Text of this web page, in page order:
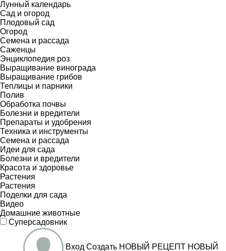
Лунный календарь
Сад и огород
Плодовый сад
Огород
Семена и рассада
Саженцы
Энциклопедия роз
Выращивание винограда
Выращивание грибов
Теплицы и парники
Полив
Обработка почвы
Болезни и вредители
Препараты и удобрения
Техника и инструменты
Семена и рассада
Идеи для сада
Болезни и вредители
Красота и здоровье
Растения
Растения
Поделки для сада
Видео
Домашние животные
Суперсадовник
Вход Создать НОВЫЙ РЕЦЕПТ НОВЫЙ